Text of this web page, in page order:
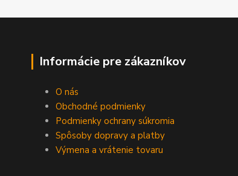
Informácie pre zákazníkov
O nás
Obchodné podmienky
Podmienky ochrany súkromia
Spôsoby dopravy a platby
Výmena a vrátenie tovaru